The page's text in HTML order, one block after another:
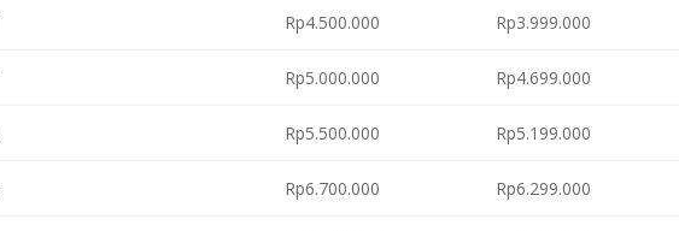
Rp4.500.000 Rp3.999.000
Rp5.000.000 Rp4.699.000
Rp5.500.000 Rp5.199.000
Rp6.700.000 Rp6.299.000